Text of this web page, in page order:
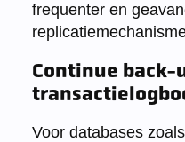
frequenter en
Continue back-
Voor databases